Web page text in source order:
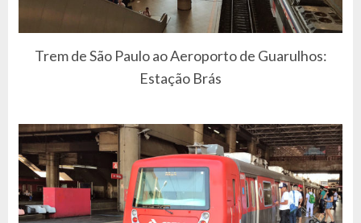
Trem de São Paulo ao Aeroporto de Guarulhos:
Estação Brás